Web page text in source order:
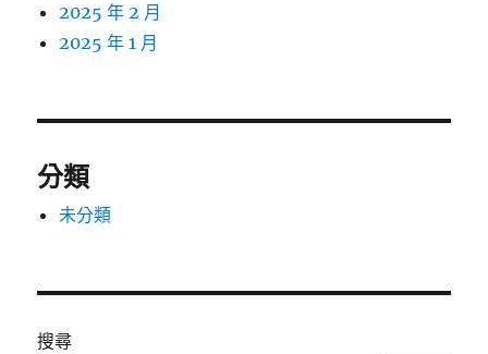
2025 年 2 月
2025 年 1 月
分類
未分類
搜尋